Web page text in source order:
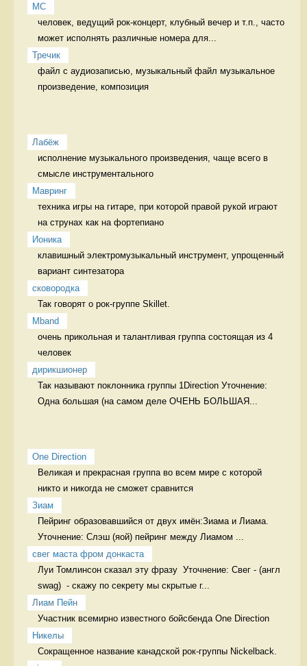
MC
человек, ведущий рок-концерт, клубный вечер и т.п., часто
может исполнять различные номера для...
Тречик
файл с аудиозаписью, музыкальный файл музыкальное
произведение, композиция
Лабёж
исполнение музыкального произведения, чаще всего в
смысле инструментального
Мавринг
техника игры на гитаре, при которой правой рукой играют
на струнах как на фортепиано
Ионика
клавишный электромузыкальный инструмент, упрощенный
вариант синтезатора
сковородка
Так говорят о рок-группе Skillet.
Mband
очень прикольная и талантливая группа состоящая из 4
человек
дирикшионер
Так называют поклонника группы 1Direction Уточнение:
Одна большая (на самом деле ОЧЕНЬ БОЛЬШАЯ...
One Direction
Великая и прекрасная группа во всем мире с которой
никто и никогда не сможет сравнится
Зиам
Пейринг образовавшийся от двух имён:Зиама и Лиама.
Уточнение: Слэш (яой) пейринг между Лиамом ...
свег маста фром донкаста
Луи Томлинсон сказал эту фразу  Уточнение: Свег - (англ
swag)  - скажу по секрету мы скрытые г...
Лиам Пейн
Участник всемирно известного бойсбенда One Direction
Никелы
Сокращенное название канадской рок-группы Nickelback.